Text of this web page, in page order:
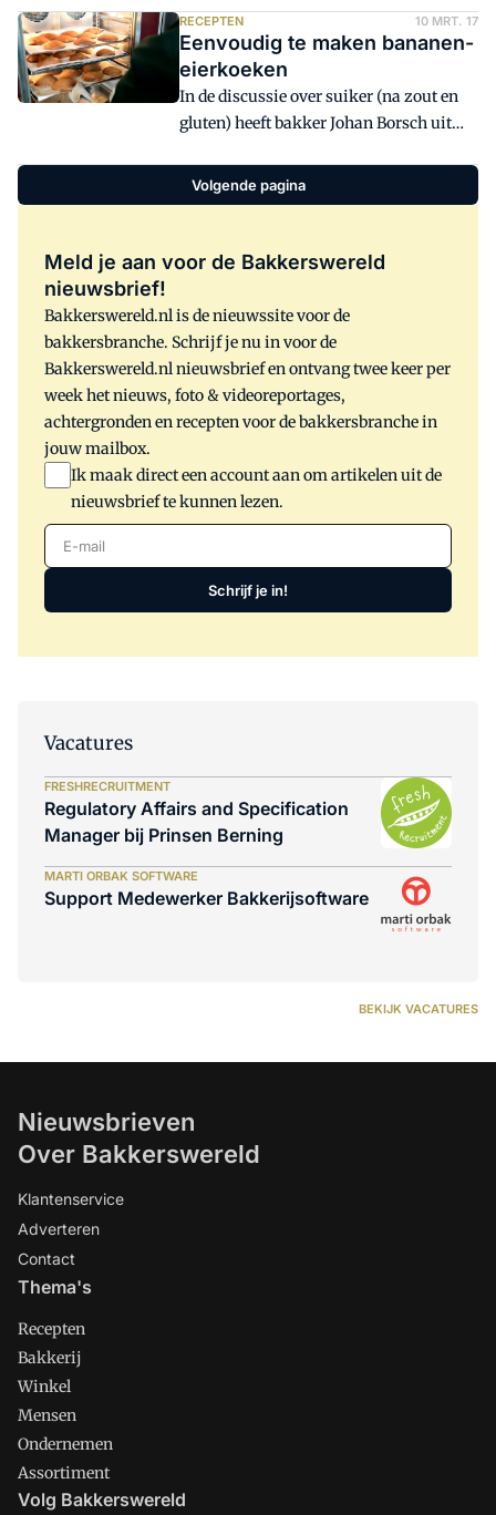
het meest misleidende voedingsmiddel.
RECEPTEN 10 MRT. 17
Eenvoudig te maken bananen-
eierkoeken
In de discussie over suiker (na zout en
gluten) heeft bakker Johan Borsch uit
waaraan totaal geen suikers worden
toegevoegd.
Volgende pagina
Meld je aan voor de Bakkerswereld
nieuwsbrief!
Bakkerswereld.nl is de nieuwssite voor de
bakkersbranche. Schrijf je nu in voor de
Bakkerswereld.nl nieuwsbrief en ontvang twee keer per
week het nieuws, foto & videoreportages,
achtergronden en recepten voor de bakkersbranche in
jouw mailbox.
Ik maak direct een account aan om artikelen uit de
nieuwsbrief te kunnen lezen.
E-mail
Schrijf je in!
Vacatures
FRESHRECRUITMENT
Regulatory Affairs and Specification
Manager bij Prinsen Berning
MARTI ORBAK SOFTWARE
Support Medewerker Bakkerijsoftware
BEKIJK VACATURES
Nieuwsbrieven
Over Bakkerswereld
Klantenservice
Adverteren
Contact
Thema's
Recepten
Bakkerij
Winkel
Mensen
Ondernemen
Assortiment
Volg Bakkerswereld